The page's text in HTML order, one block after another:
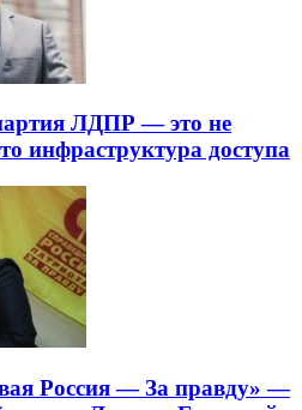
ЛДПР — это не
инфраструктура доступа
Россия — За правду» —